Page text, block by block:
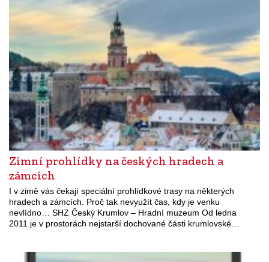
Zimní prohlídky na českých hradech a
zámcích
I v zimě vás čekají speciální prohlídkové trasy na některých
hradech a zámcích. Proč tak nevyužít čas, kdy je venku
nevlídno… SHZ Český Krumlov – Hradní muzeum Od ledna
2011 je v prostorách nejstarší dochované části krumlovské…